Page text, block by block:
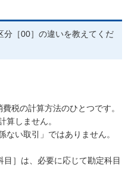
分［00］の違いを教えてくだ
税の計算方法のひとつです。
算しません。
い取引」ではありません。
］は、必要に応じて勘定科目